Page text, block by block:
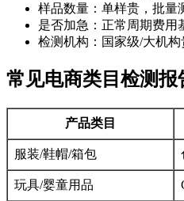
样品数量：单样贵，批量
是否加急：正常周期费用
检测机构：国家级/大机
常见电商类目检测报
产品类目
服装/鞋帽/箱包
玩具/婴童用品